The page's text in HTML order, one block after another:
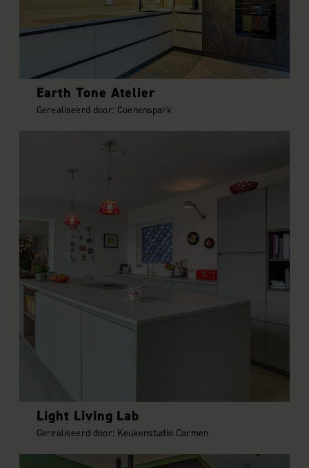
informatie over uw gebruik van onze site met onze
partners voor social media, adverteren en analyse. Deze
partners kunnen deze gegevens combineren met andere
informatie die u aan ze heeft verstrekt of die ze hebben
verzameld op basis van uw gebruik van hun services.
Earth Tone Atelier
Gerealiseerd door: Coenenspark
Light Living Lab
Gerealiseerd door: Keukenstudio Carmen